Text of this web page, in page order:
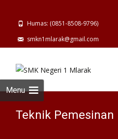
Humas: (0851-8508-9796)
smkn1mlarak@gmail.com
Menu
Teknik Pemesinan